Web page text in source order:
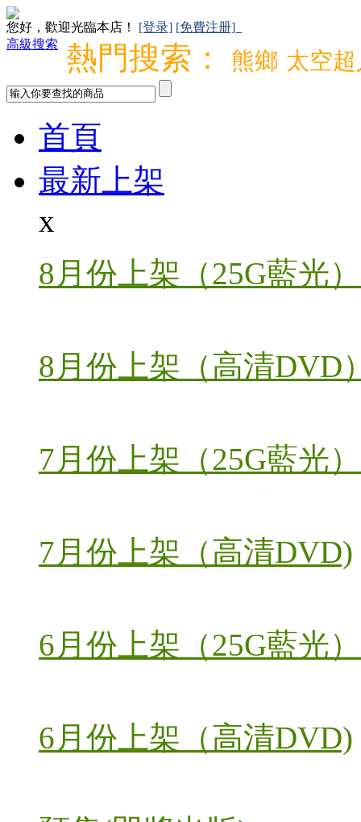
您好，歡迎光臨本店！ [登录] [免費注册]
高級搜索
熱門搜索： 熊鄉 太空
首頁
最新上架
x
8月份上架（25G藍光）
8月份上架（高清DVD
7月份上架（25G藍光）
7月份上架（高清DVD)
6月份上架（25G藍光）
6月份上架（高清DVD)